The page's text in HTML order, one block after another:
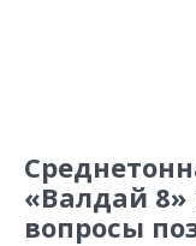
«Валдай 8»
вопросы